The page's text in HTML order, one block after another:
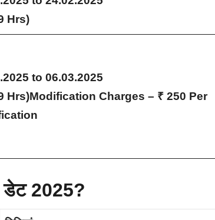
Hrs)
to 06.03.2025
Hrs)Modification Charges – ₹ 250 Per
डेट 2025?